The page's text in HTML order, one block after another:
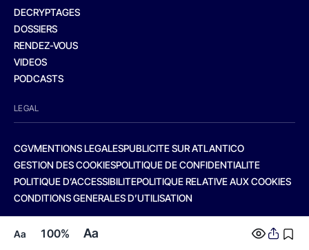
Aa 100% Aa
DECRYPTAGES
DOSSIERS
RENDEZ-VOUS
VIDEOS
PODCASTS
LEGAL
CGVMENTIONS LEGALESPUBLICITE SUR ATLANTICO
GESTION DES COOKIESPOLITIQUE DE CONFIDENTIALITE
POLITIQUE D’ACCESSIBILITEPOLITIQUE RELATIVE AUX COOKIES
CONDITIONS GENERALES D’UTILISATION